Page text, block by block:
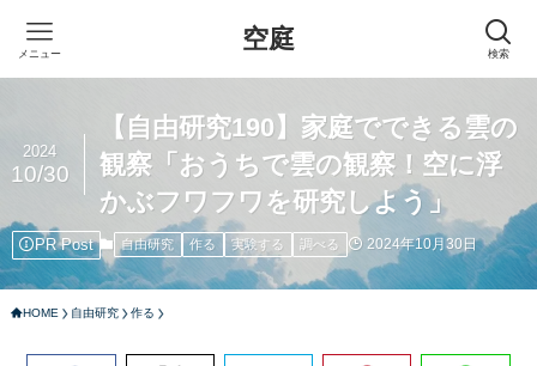
空庭 検索
メニュー
【自由研究190】家庭でできる雲の
観察「おうちで雲の観察！空に浮
かぶフワフワを研究しよう」
2024
10/30
PR Post 自由研究 作る 実験する 調べる 2024年10月30日
HOME 自由研究 作る